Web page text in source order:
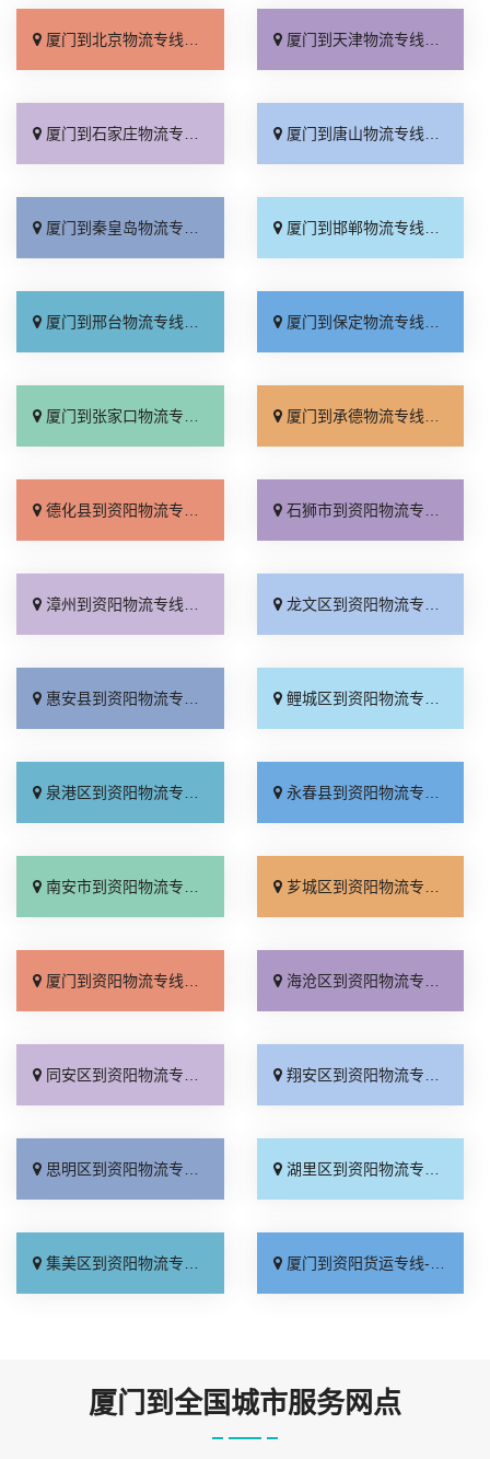
厦门到北京物流专线_快运有保障「上门取件」 厦门到天津物流专线_诚信为先「专业调车」
厦门到石家庄物流专线_合理收费「定点发车」 厦门到唐山物流专线_多少一吨「资质齐全」
厦门到秦皇岛物流专线_资质齐全「送货到门」 厦门到邯郸物流专线_直达往返「省事省心」
厦门到邢台物流专线_服务周到「运价实惠」 厦门到保定物流专线_多少一吨「托运省心」
厦门到张家口物流专线_运价行情「价格实惠」 厦门到承德物流专线_服务周到「全程定位」
德化县到资阳物流专线_快速响应「诚信为先」 石狮市到资阳物流专线_物流拼车「限时必达」
漳州到资阳物流专线_运价行情「专业靠谱」 龙文区到资阳物流专线_托运省心「保证时效」
惠安县到资阳物流专线_准时准点「专线直达」 鲤城区到资阳物流专线_市县派送「专线查询」
泉港区到资阳物流专线_要几天到「多年经验」 永春县到资阳物流专线_直通专线「合理收费」
南安市到资阳物流专线_直通专线「定点发车」 芗城区到资阳物流专线_全境到达「全程无虑」
厦门到资阳物流专线_运保时效「快运有保障」 海沧区到资阳物流专线_定点发车「省事省心」
同安区到资阳物流专线_省事省心「多年经验」 翔安区到资阳物流专线_实时跟踪 「上门提货」
思明区到资阳物流专线_多少公里「保证时效」 湖里区到资阳物流专线_送货上门「零担配货」
集美区到资阳物流专线_收费标准「运费多少」 厦门到资阳货运专线-厦门到资阳货运公司_物流拼车「几天到达」
厦门到全国城市服务网点